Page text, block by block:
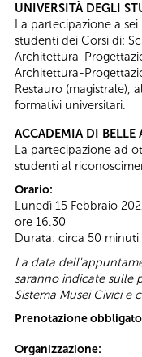
UNIVERSITÀ DEGLI
La partecipazione a
studenti dei Corsi di:
Architettura-
Architettura-
Restauro (magistrale),
formativi universitari.
ACCADEMIA DI BELLE
La partecipazione ad
studenti al
Orario:
Lunedì 15 Febbraio
ore 16.30
Durata: circa 50 minuti
La data
saranno indicate sulle
Sistema Musei Civici e
Prenotazione
Organizzazione: